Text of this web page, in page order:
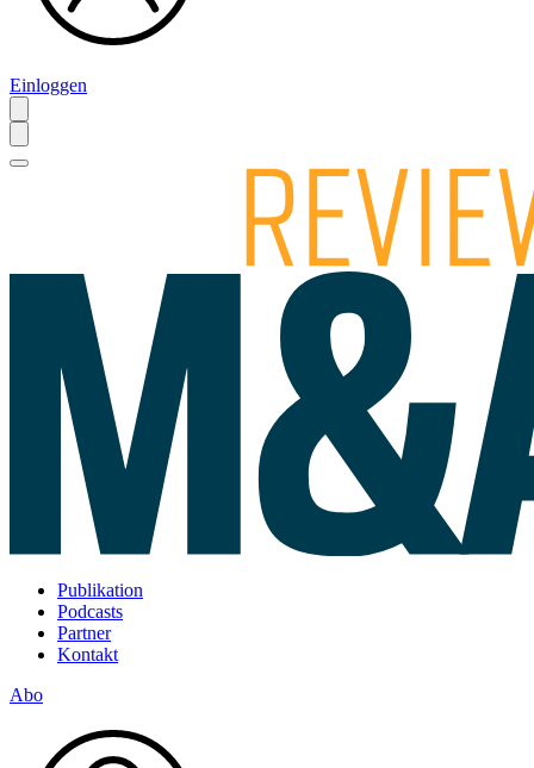
Einloggen
Publikation
Podcasts
Partner
Kontakt
Abo